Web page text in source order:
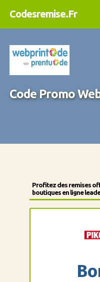
Codesremise.Fr
Code Promo
Profitez des remises
boutiques en ligne